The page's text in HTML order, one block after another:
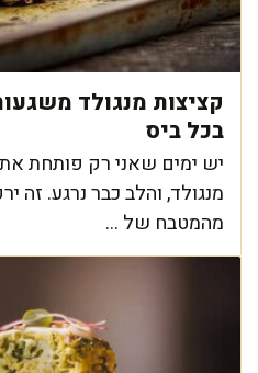
קציצות מנגולד
בכל ביס
יש ימים שאני רק פותחת
מנגולד, והלב כבר נרגע. זה
מהמטבח של ...